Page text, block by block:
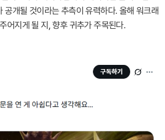
개될 것이라는 추측이 유력하다. 올해 워크래
어지게 될 지, 향후 귀추가 주목된다.